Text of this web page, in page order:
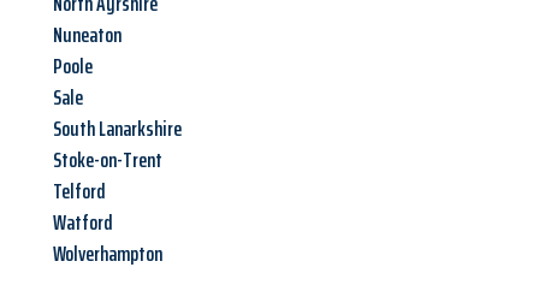
Nuneaton
Poole
Sale
South Lanarkshire
Stoke-on-Trent
Telford
Watford
Wolverhampton